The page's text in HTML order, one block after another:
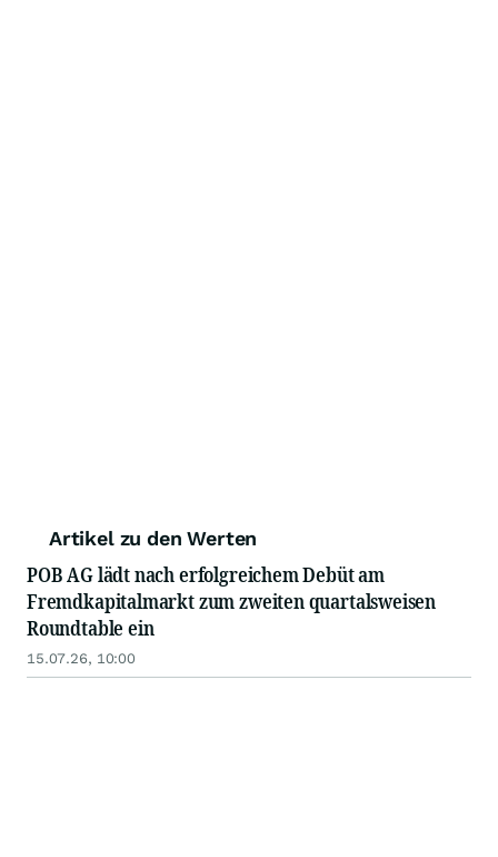
Artikel zu den Werten
POB AG lädt nach erfolgreichem Debüt am
Fremdkapitalmarkt zum zweiten quartalsweisen
Roundtable ein
15.07.26, 10:00